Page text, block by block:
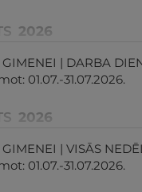
2026
| DARBA
01.07.-31.07.2026.
2026
| VISĀS
01.07.-31.07.2026.